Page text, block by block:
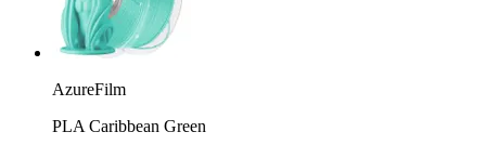
AzureFilm
PLA Caribbean Green